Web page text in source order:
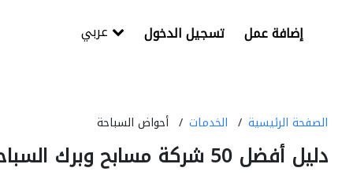
تسجيل الدخول إضافة عمل
الصفحة الرئيسية الخدمات أحواض السباحة
دليل أفضل 50 شركة مسابح وبرك السباحة وأفضل طرق انشاء مسابح في المملكة العربية السعودية